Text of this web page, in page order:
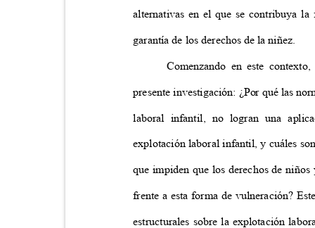
alternativas en el que se contribuya
garantía de los derechos de la niñez.
Comenzando en este
presente investigación: ¿Por qué las
laboral infantil, no logran una
explotación laboral infantil, y cuáles
que impiden que los derechos de
frente a esta forma de vulneración?
estructurales sobre la explotación